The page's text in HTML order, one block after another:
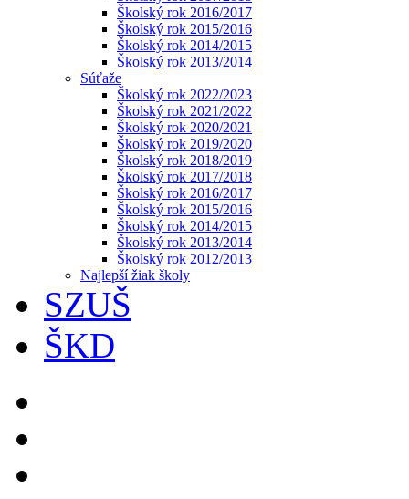
Školský rok 2016/2017
Školský rok 2015/2016
Školský rok 2014/2015
Školský rok 2013/2014
Súťaže
Školský rok 2022/2023
Školský rok 2021/2022
Školský rok 2020/2021
Školský rok 2019/2020
Školský rok 2018/2019
Školský rok 2017/2018
Školský rok 2016/2017
Školský rok 2015/2016
Školský rok 2014/2015
Školský rok 2013/2014
Školský rok 2012/2013
Najlepší žiak školy
SZUŠ
ŠKD